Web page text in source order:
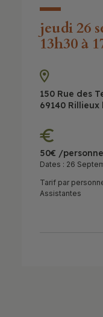
jeudi 26
13h30 à
150 Rue des
69140 Rillieux
50€ /personne
Dates : 26
Tarif par
Assistantes